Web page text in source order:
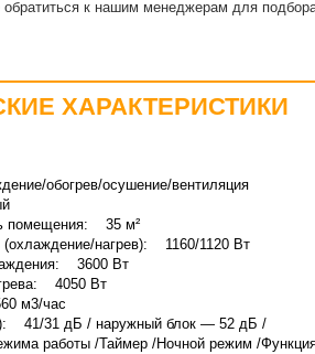
к нашим менеджерам для
ХАРАКТЕРИСТИКИ
обогрев/осушение/вентиляция
помещения: 35 м²
(охлаждение/нагрев): 1160/1120 Вт
3600 Вт
4050 Вт
м3/час
41/31 дБ / наружный блок — 52 дБ /
работы /Таймер /Ночной режим /Функция